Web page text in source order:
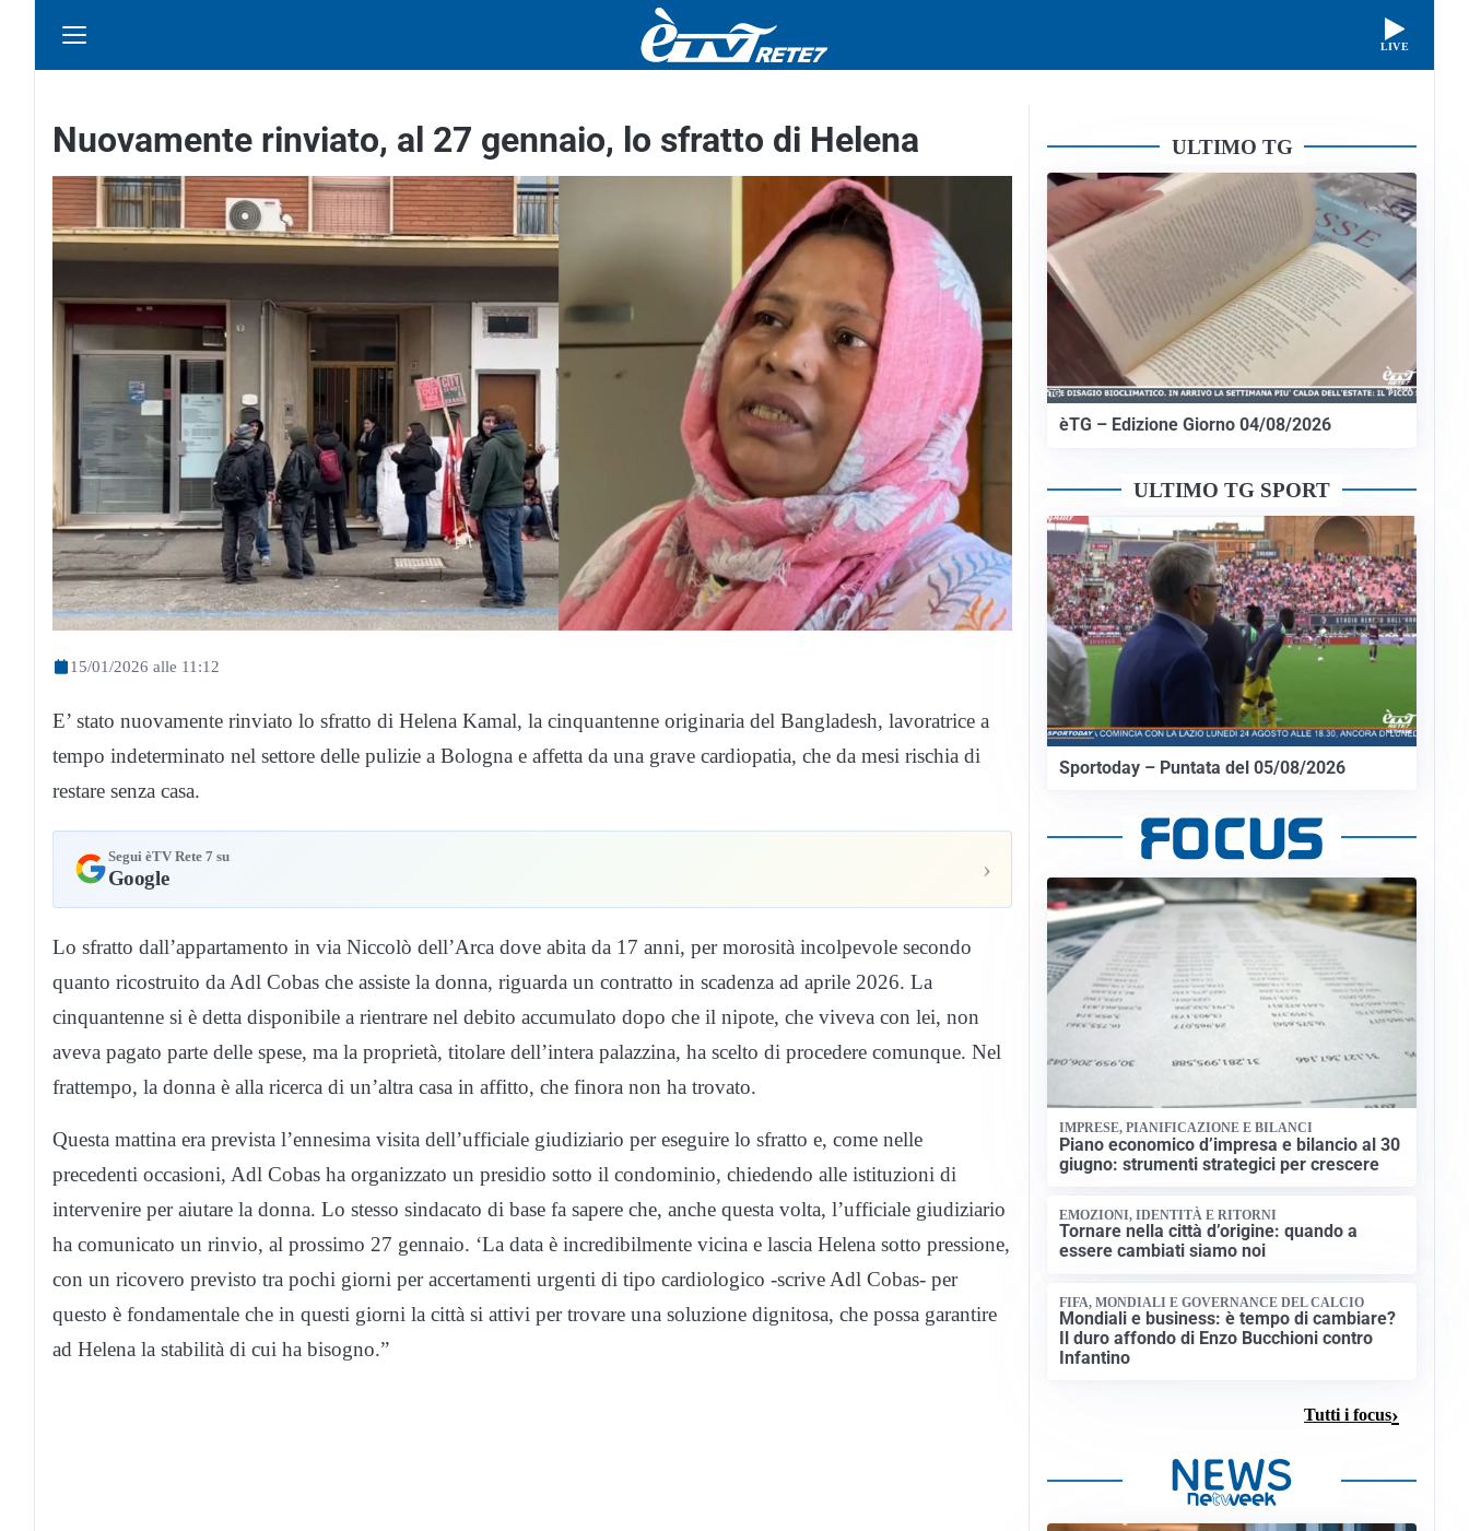
LIVE
Nuovamente rinviato, al 27 gennaio, lo sfratto di Helena
15/01/2026 alle 11:12
E’ stato nuovamente rinviato lo sfratto di Helena Kamal, la cinquantenne originaria del Bangladesh, lavoratrice a
tempo indeterminato nel settore delle pulizie a Bologna e affetta da una grave cardiopatia, che da mesi rischia di
restare senza casa.
Segui èTV Rete 7 su
Google ›
Lo sfratto dall’appartamento in via Niccolò dell’Arca dove abita da 17 anni, per morosità incolpevole secondo
quanto ricostruito da Adl Cobas che assiste la donna, riguarda un contratto in scadenza ad aprile 2026. La
cinquantenne si è detta disponibile a rientrare nel debito accumulato dopo che il nipote, che viveva con lei, non
aveva pagato parte delle spese, ma la proprietà, titolare dell’intera palazzina, ha scelto di procedere comunque. Nel
frattempo, la donna è alla ricerca di un’altra casa in affitto, che finora non ha trovato.
Questa mattina era prevista l’ennesima visita dell’ufficiale giudiziario per eseguire lo sfratto e, come nelle
precedenti occasioni, Adl Cobas ha organizzato un presidio sotto il condominio, chiedendo alle istituzioni di
intervenire per aiutare la donna. Lo stesso sindacato di base fa sapere che, anche questa volta, l’ufficiale giudiziario
ha comunicato un rinvio, al prossimo 27 gennaio. ‘La data è incredibilmente vicina e lascia Helena sotto pressione,
con un ricovero previsto tra pochi giorni per accertamenti urgenti di tipo cardiologico -scrive Adl Cobas- per
questo è fondamentale che in questi giorni la città si attivi per trovare una soluzione dignitosa, che possa garantire
ad Helena la stabilità di cui ha bisogno.”
ULTIMO TG
èTG – Edizione Giorno 04/08/2026
ULTIMO TG SPORT
Sportoday – Puntata del 05/08/2026
IMPRESE, PIANIFICAZIONE E BILANCI
Piano economico d’impresa e bilancio al 30
giugno: strumenti strategici per crescere
EMOZIONI, IDENTITÀ E RITORNI
Tornare nella città d’origine: quando a
essere cambiati siamo noi
FIFA, MONDIALI E GOVERNANCE DEL CALCIO
Mondiali e business: è tempo di cambiare?
Il duro affondo di Enzo Bucchioni contro
Infantino
Tutti i focus